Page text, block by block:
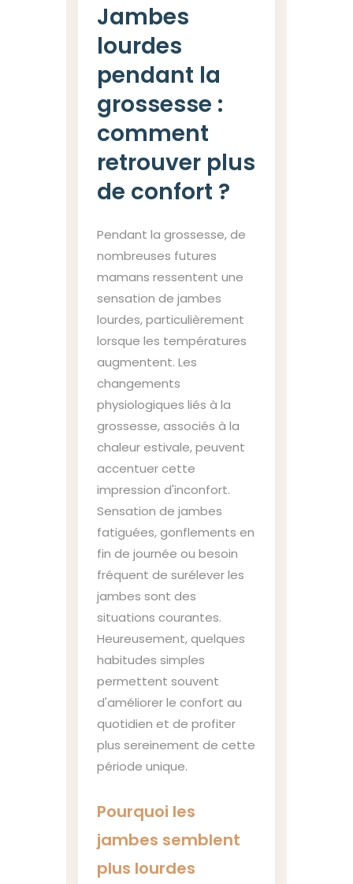
Jambes
lourdes
pendant la
grossesse :
comment
retrouver plus
de confort ?
Pendant la grossesse, de
nombreuses futures
mamans ressentent une
sensation de jambes
lourdes, particulièrement
lorsque les températures
augmentent. Les
changements
physiologiques liés à la
grossesse, associés à la
chaleur estivale, peuvent
accentuer cette
impression d'inconfort.
Sensation de jambes
fatiguées, gonflements en
fin de journée ou besoin
fréquent de surélever les
jambes sont des
situations courantes.
Heureusement, quelques
habitudes simples
permettent souvent
d'améliorer le confort au
quotidien et de profiter
plus sereinement de cette
période unique.
Pourquoi les
jambes semblent
plus lourdes